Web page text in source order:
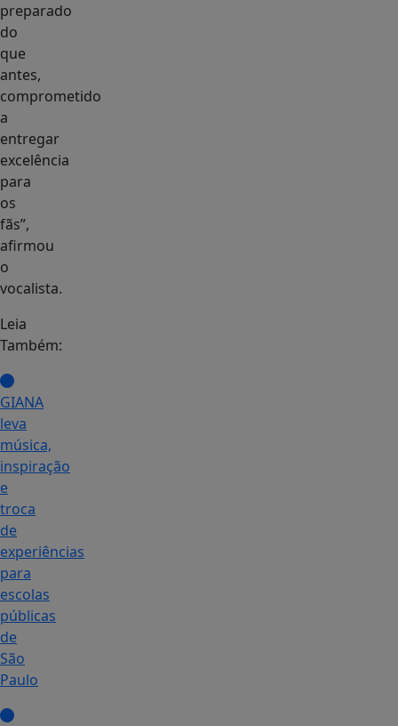
preparado
do
que
antes,
comprometido
a
entregar
excelência
para
os
fãs”,
afirmou
o
vocalista.
Leia
Também:
GIANA
leva
música,
inspiração
e
troca
de
experiências
para
escolas
públicas
de
São
Paulo